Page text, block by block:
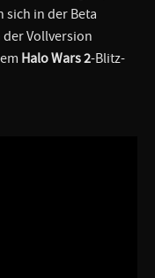
in der Beta
Vollversion
Halo Wars 2-Blitz-